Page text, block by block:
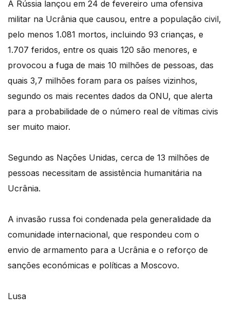
A Rússia lançou em 24 de fevereiro uma ofensiva
militar na Ucrânia que causou, entre a população civil,
pelo menos 1.081 mortos, incluindo 93 crianças, e
1.707 feridos, entre os quais 120 são menores, e
provocou a fuga de mais 10 milhões de pessoas, das
quais 3,7 milhões foram para os países vizinhos,
segundo os mais recentes dados da ONU, que alerta
para a probabilidade de o número real de vítimas civis
ser muito maior.
Segundo as Nações Unidas, cerca de 13 milhões de
pessoas necessitam de assistência humanitária na
Ucrânia.
A invasão russa foi condenada pela generalidade da
comunidade internacional, que respondeu com o
envio de armamento para a Ucrânia e o reforço de
sanções económicas e políticas a Moscovo.
Lusa